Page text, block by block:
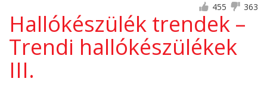
455
363
Hallókészülék trendek –
Trendi hallókészülékek
III.